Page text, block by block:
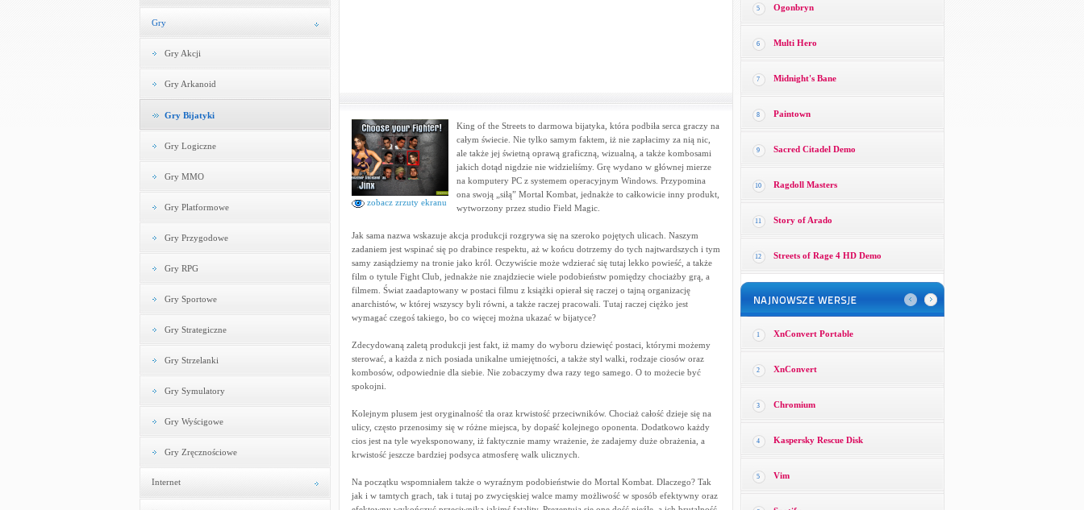
Gry
Gry Akcji
Gry Arkanoid
Gry Bijatyki
Gry Logiczne
Gry MMO
Gry Platformowe
Gry Przygodowe
Gry RPG
Gry Sportowe
Gry Strategiczne
Gry Strzelanki
Gry Symulatory
Gry Wyścigowe
Gry Zręcznościowe
Internet
zobacz zrzuty ekranu
King of the Streets to darmowa bijatyka, która podbiła serca graczy na
całym świecie. Nie tylko samym faktem, iż nie zapłacimy za nią nic,
ale także jej świetną oprawą graficzną, wizualną, a także kombosami
jakich dotąd nigdzie nie widzieliśmy. Grę wydano w głównej mierze
na komputery PC z systemem operacyjnym Windows. Przypomina
ona swoją „siłą” Mortal Kombat, jednakże to całkowicie inny produkt,
wytworzony przez studio Field Magic.
Jak sama nazwa wskazuje akcja produkcji rozgrywa się na szeroko pojętych ulicach. Naszym
zadaniem jest wspinać się po drabince respektu, aż w końcu dotrzemy do tych najtwardszych i tym
samy zasiądziemy na tronie jako król. Oczywiście może wdzierać się tutaj lekko powieść, a także
film o tytule Fight Club, jednakże nie znajdziecie wiele podobieństw pomiędzy chociażby grą, a
filmem. Świat zaadaptowany w postaci filmu z książki opierał się raczej o tajną organizację
anarchistów, w której wszyscy byli równi, a także raczej pracowali. Tutaj raczej ciężko jest
wymagać czegoś takiego, bo co więcej można ukazać w bijatyce?
Zdecydowaną zaletą produkcji jest fakt, iż mamy do wyboru dziewięć postaci, którymi możemy
sterować, a każda z nich posiada unikalne umiejętności, a także styl walki, rodzaje ciosów oraz
kombosów, odpowiednie dla siebie. Nie zobaczymy dwa razy tego samego. O to możecie być
spokojni.
Kolejnym plusem jest oryginalność tła oraz krwistość przeciwników. Chociaż całość dzieje się na
ulicy, często przenosimy się w różne miejsca, by dopaść kolejnego oponenta. Dodatkowo każdy
cios jest na tyle wyeksponowany, iż faktycznie mamy wrażenie, że zadajemy duże obrażenia, a
krwistość jeszcze bardziej podsyca atmosferę walk ulicznych.
Na początku wspomniałem także o wyraźnym podobieństwie do Mortal Kombat. Dlaczego? Tak
jak i w tamtych grach, tak i tutaj po zwycięskiej walce mamy możliwość w sposób efektywny oraz
5 Ogonbryn
6 Multi Hero
7 Midnight's Bane
8 Paintown
9 Sacred Citadel Demo
10 Ragdoll Masters
11 Story of Arado
12 Streets of Rage 4 HD Demo
1 XnConvert Portable
2 XnConvert
3 Chromium
4 Kaspersky Rescue Disk
5 Vim